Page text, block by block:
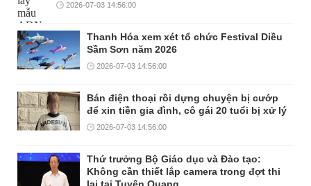
2026-07-03 14:56:00
Thanh Hóa xem xét tổ chức Festival Diều
Sầm Sơn năm 2026
2026-07-03 14:56:00
Bán điện thoại rồi dựng chuyện bị cướp
để xin tiền gia đình, cô gái 20 tuổi bị xử lý
2026-07-03 14:56:00
Thứ trưởng Bộ Giáo dục và Đào tạo:
Không cần thiết lắp camera trong đợt thi